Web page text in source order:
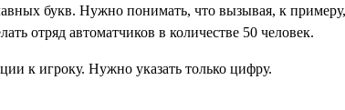
букв. Нужно понимать, что вызывая, к
отряд автоматчиков в количестве 50 человек.
к игроку. Нужно указать только цифру.